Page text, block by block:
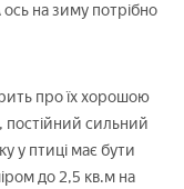
на зиму потрібно
про їх хорошою
постійний сильний
у птиці має бути
до 2,5 кв.м на